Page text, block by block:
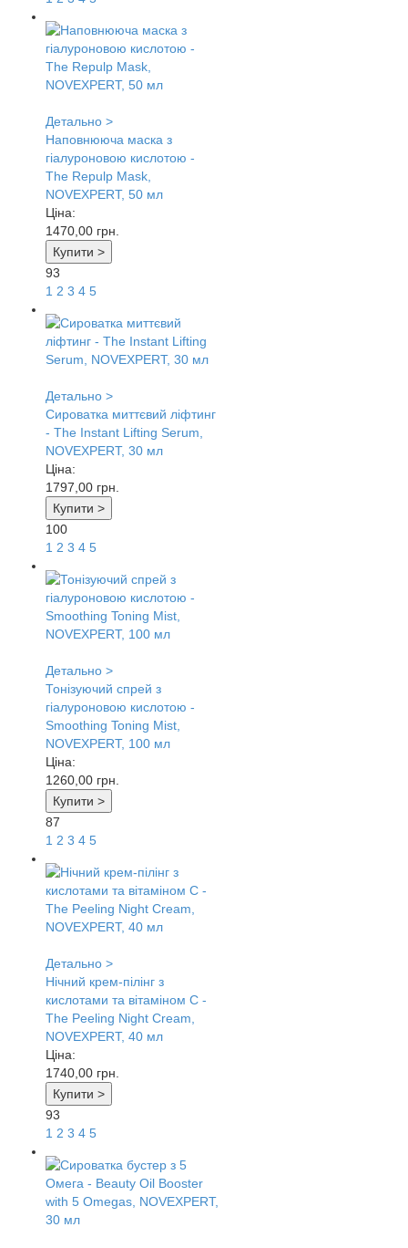
Детально >
Наповнююча маска з
гіалуроновою кислотою -
The Repulp Mask,
NOVEXPERT, 50 мл
Ціна:
1470,00 грн.
Купити >
93
1 2 3 4 5
Детально >
Сироватка миттєвий ліфтинг
- The Instant Lifting Serum,
NOVEXPERT, 30 мл
Ціна:
1797,00 грн.
Купити >
100
1 2 3 4 5
Детально >
Тонізуючий спрей з
гіалуроновою кислотою -
Smoothing Toning Mist,
NOVEXPERT, 100 мл
Ціна:
1260,00 грн.
Купити >
87
1 2 3 4 5
Детально >
Нічний крем-пілінг з
кислотами та вітаміном С -
The Peeling Night Cream,
NOVEXPERT, 40 мл
Ціна:
1740,00 грн.
Купити >
93
1 2 3 4 5